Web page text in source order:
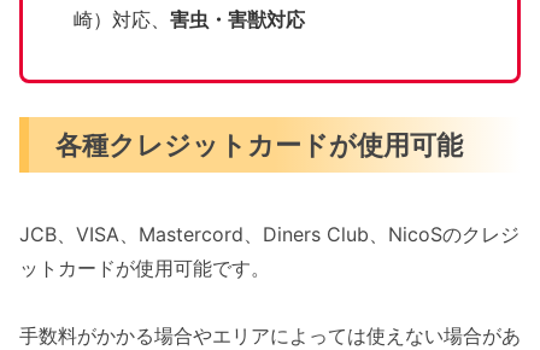
崎）対応、 害虫・害獣対応
各種クレジットカードが使用可能
JCB、VISA、Mastercord、Diners Club、NicoSのクレジ
ットカードが使用可能です。
手数料がかかる場合やエリアによっては使えない場合があ